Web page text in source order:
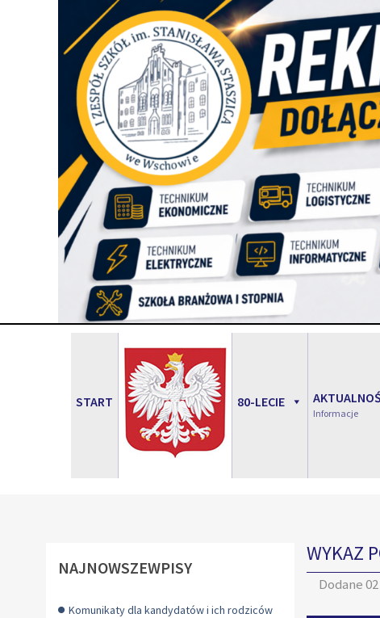
START 80-LECIE
Informacje
WYKAZ
Dodane
NAJNOWSZEWPISY
Komunikaty dla kandydatów i ich rodziców